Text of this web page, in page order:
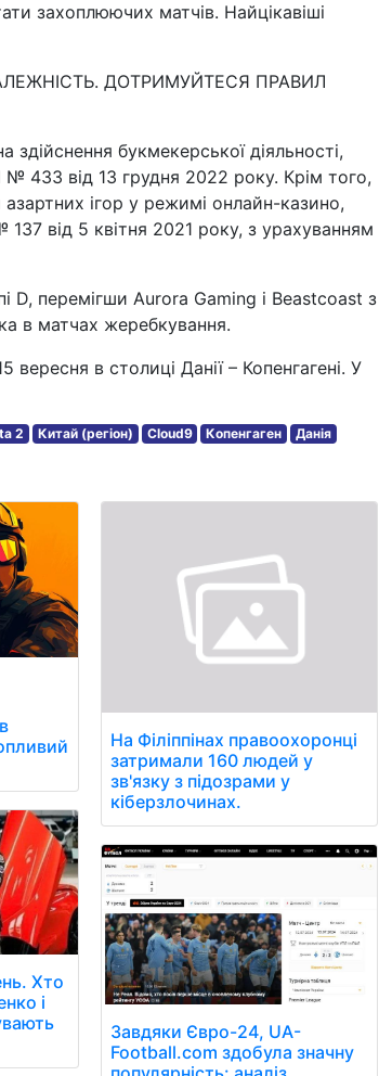
захоплюючих матчів. Найцікавіші
ДОТРИМУЙТЕСЯ ПРАВИЛ
букмекерської діяльності,
433 від 13 грудня 2022 року. Крім того,
азартних ігор у режимі онлайн-казино,
від 5 квітня 2021 року, з урахуванням
D, перемігши Aurora Gaming і Beastcoast з
в матчах жеребкування.
в столиці Данії – Копенгагені. У
2 Китай (регіон) Cloud9 Копенгаген Данія
Хто
і
На Філіппінах правоохоронці
затримали 160 людей у
зв'язку з підозрами у
кіберзлочинах.
Завдяки Євро-24, UA-
Football.com здобула значну